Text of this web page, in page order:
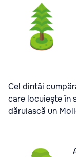
Cel dintâi
care locuiește în
dăruiască un